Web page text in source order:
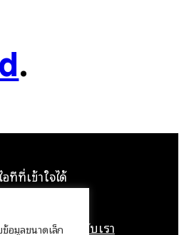
.
อทีที่เข้าใจได้
ราลิขสิทธิ์เกี่ยวกับเรา
อมูลขนาดเล็ก